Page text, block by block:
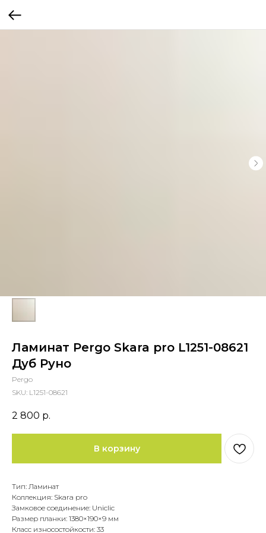
Ламинат Pergo Skara pro L1251-08621
Дуб Руно
Pergo
SKU: L1251-08621
2 800 р.
В корзину
Тип: Ламинат
Коллекция: Skara pro
Замковое соединение: Uniclic
Размер планки: 1380×190×9 мм
Класс износостойкости: 33